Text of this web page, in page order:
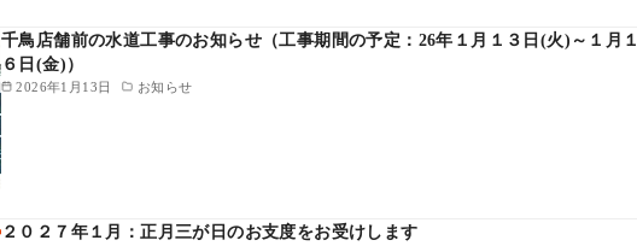
2026年1月13日 お知らせ
千鳥店舗前の水道工事のお知らせ（工事期間の予定：26年１月１３日(火)～１月１
６日(金)）
２０２７年１月：正月三が日のお支度をお受けします